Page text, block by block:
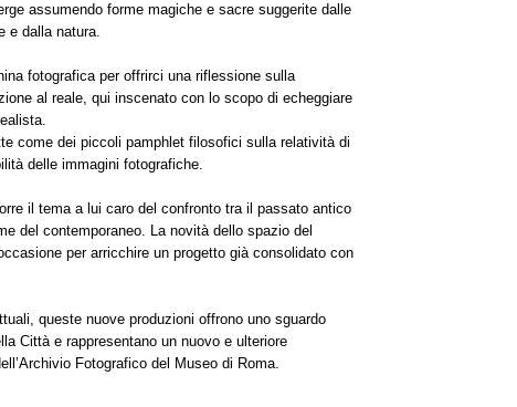
assumendo forme magiche e sacre suggerite dalle
e dalla natura.
fotografica per offrirci una riflessione sulla
al reale, qui inscenato con lo scopo di echeggiare
come dei piccoli pamphlet filosofici sulla relatività di
delle immagini fotografiche.
il tema a lui caro del confronto tra il passato antico
del contemporaneo. La novità dello spazio del
per arricchire un progetto già consolidato con
queste nuove produzioni offrono uno sguardo
Città e rappresentano un nuovo e ulteriore
Fotografico del Museo di Roma.